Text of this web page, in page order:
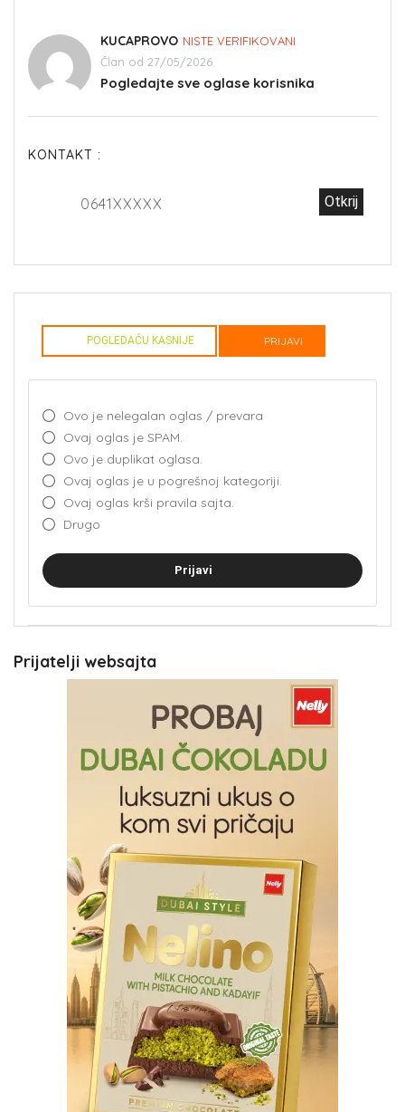
KUCAPROVO NISTE VERIFIKOVANI
Član od 27/05/2026
Pogledajte sve oglase korisnika
KONTAKT :
0641XXXXX Otkrij
POGLEDAĆU KASNIJE PRIJAVI
Ovo je nelegalan oglas / prevara
Ovaj oglas je SPAM.
Ovo je duplikat oglasa.
Ovaj oglas je u pogrešnoj kategoriji.
Ovaj oglas krši pravila sajta.
Drugo
Prijavi
Prijatelji websajta